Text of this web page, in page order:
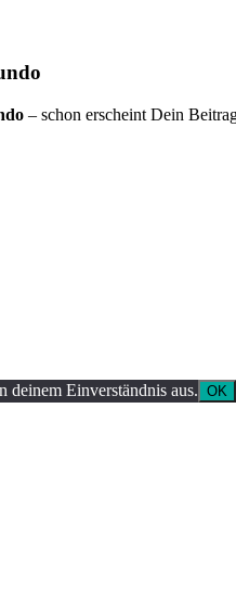
– schon erscheint Dein
deinem Einverständnis aus. OK